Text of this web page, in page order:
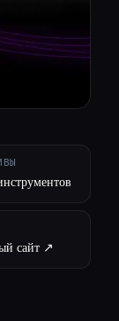
сайт ↗︎